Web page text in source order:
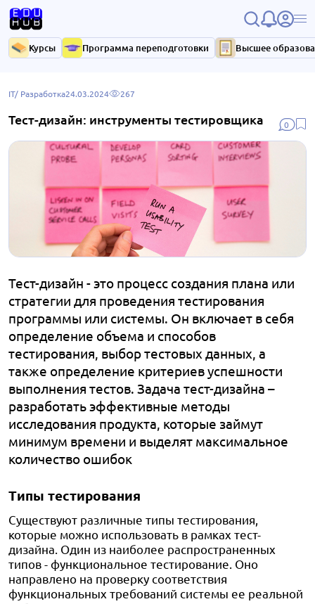
Курсы Программа переподготовки Высшее
0
IT/ Разработка24.03.2024 267
Тест-дизайн: инструменты тестировщика
Тест-дизайн - это процесс создания плана или
стратегии для проведения тестирования
программы или системы. Он включает в себя
определение объема и способов
тестирования, выбор тестовых данных, а
также определение критериев успешности
выполнения тестов. Задача тест-дизайна –
разработать эффективные методы
исследования продукта, которые займут
минимум времени и выделят максимальное
количество ошибок
Типы тестирования
Существуют различные типы тестирования,
которые можно использовать в рамках тест-
дизайна. Один из наиболее распространенных
типов - функциональное тестирование. Оно
направлено на проверку соответствия
функциональных требований системы ее реальной